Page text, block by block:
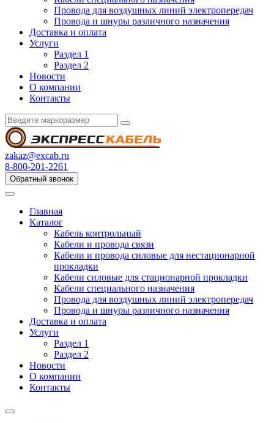
Провода для воздушных линий электропередач
Провода и шнуры различного назначения
Доставка и оплата
Услуги
Раздел 1
Раздел 2
Новости
О компании
Контакты
zakaz@excab.ru
8-800-201-2261
Обратный звонок
Главная
Каталог
Кабель контрольный
Кабели и провода связи
Кабели и провода силовые для нестационарной
прокладки
Кабели силовые для стационарной прокладки
Кабели специального назначения
Провода для воздушных линий электропередач
Провода и шнуры различного назначения
Доставка и оплата
Услуги
Раздел 1
Раздел 2
Новости
О компании
Контакты